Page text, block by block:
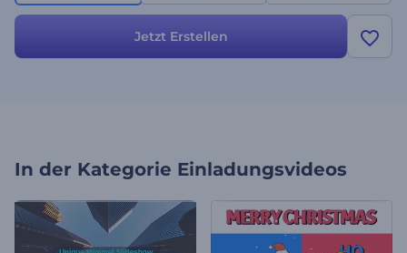
Videogrüße, Präsentationseröffnungen und andere Projekte, die
einen gemütlichen Touch erfordern. Probieren Sie es jetzt aus, und
Jetzt Erstellen
In der Kategorie Einladungsvideos